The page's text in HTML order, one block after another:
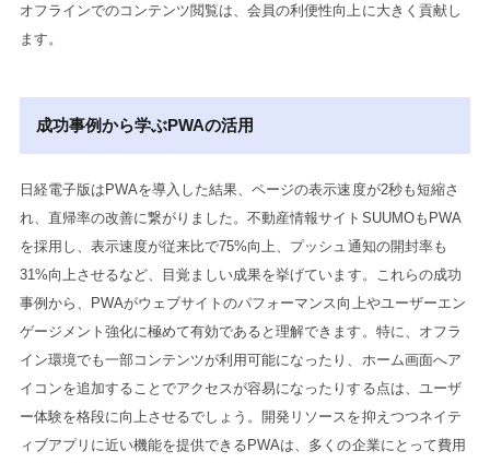
オフラインでのコンテンツ閲覧は、会員の利便性向上に大きく貢献し
ます。
成功事例から学ぶPWAの活用
日経電子版はPWAを導入した結果、ページの表示速度が2秒も短縮さ
れ、直帰率の改善に繋がりました。不動産情報サイトSUUMOもPWA
を採用し、表示速度が従来比で75%向上、プッシュ通知の開封率も
31%向上させるなど、目覚ましい成果を挙げています。これらの成功
事例から、PWAがウェブサイトのパフォーマンス向上やユーザーエン
ゲージメント強化に極めて有効であると理解できます。特に、オフラ
イン環境でも一部コンテンツが利用可能になったり、ホーム画面へア
イコンを追加することでアクセスが容易になったりする点は、ユーザ
ー体験を格段に向上させるでしょう。開発リソースを抑えつつネイテ
ィブアプリに近い機能を提供できるPWAは、多くの企業にとって費用